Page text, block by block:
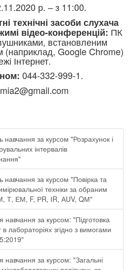
р. – з 11:00.
технічні засоби слухача
відео-конференцій: ПК
встановленим
(наприклад, Google Chrome)
Інтернет.
044-332-999-1.
навчання за курсом "Розрахунок і
інтервалів
навчання за курсом "Повірка та
техніки за обраним
Т, ЕМ, F, РR, ІR, АUV, QМ"
навчання за курсом: "Підготовка
в лабораторіях згідно з вимогами
навчання за курсом: "Загальні